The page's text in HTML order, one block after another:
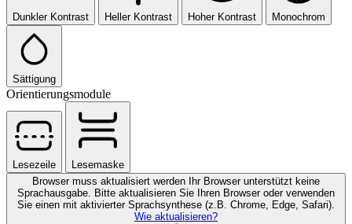
Dunkler Kontrast Heller Kontrast Hoher Kontrast Monochrom
Sättigung
Orientierungsmodule
Lesezeile
Lesemaske
Browser muss aktualisiert werden
Ihr Browser unterstützt keine
Sprachausgabe. Bitte aktualisieren Sie Ihren Browser oder verwenden
Sie einen mit aktivierter Sprachsynthese (z.B. Chrome, Edge, Safari).
Wie aktualisieren?